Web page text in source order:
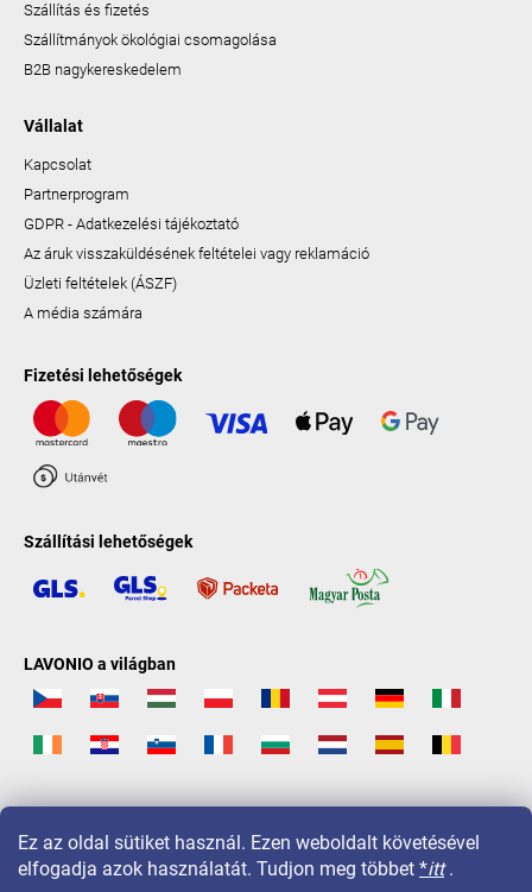
Ez az oldal sütiket használ. Ezen weboldalt követésével
elfogadja azok használatát. Tudjon meg többet *itt.
Szállítás és fizetés
Szállítmányok ökológiai csomagolása
B2B nagykereskedelem
Vállalat
Kapcsolat
Partnerprogram
GDPR - Adatkezelési tájékoztató
Az áruk visszaküldésének feltételei vagy reklamáció
Üzleti feltételek (ÁSZF)
A média számára
Fizetési lehetőségek
Szállítási lehetőségek
LAVONIO a világban